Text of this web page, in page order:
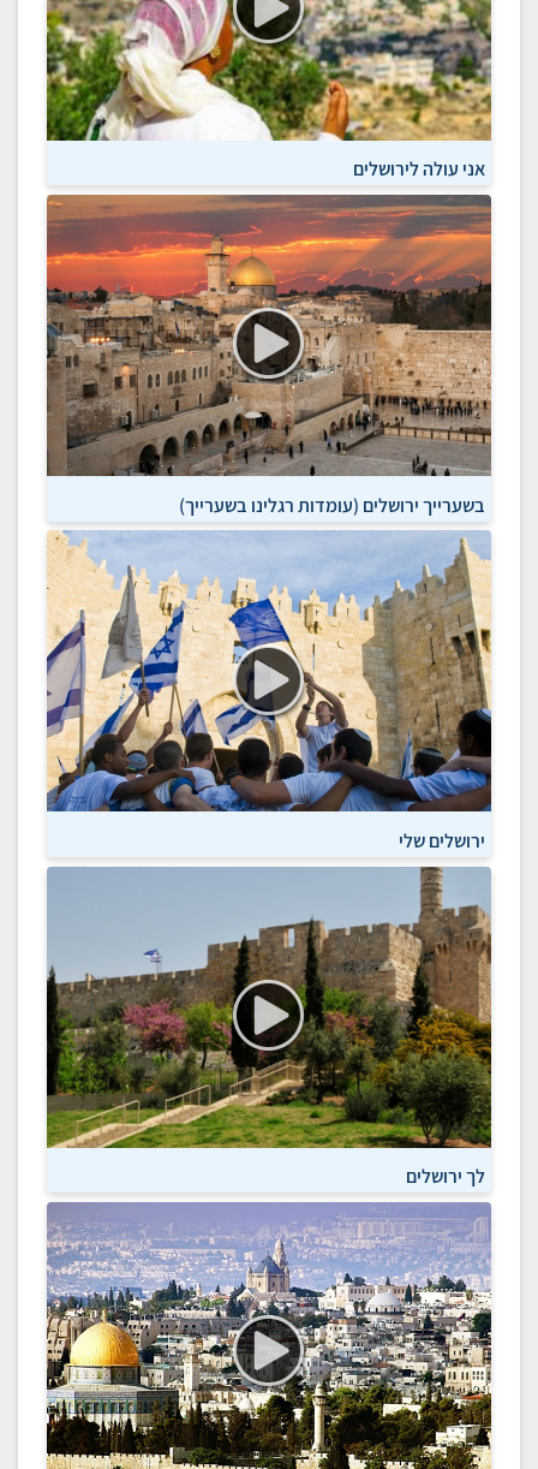
אני עולה לירושלים
בשערייך ירושלים (עומדות רגלינו בשערייך)
ירושלים שלי
לך ירושלים